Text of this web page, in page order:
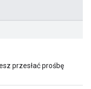
przesłać prośbę